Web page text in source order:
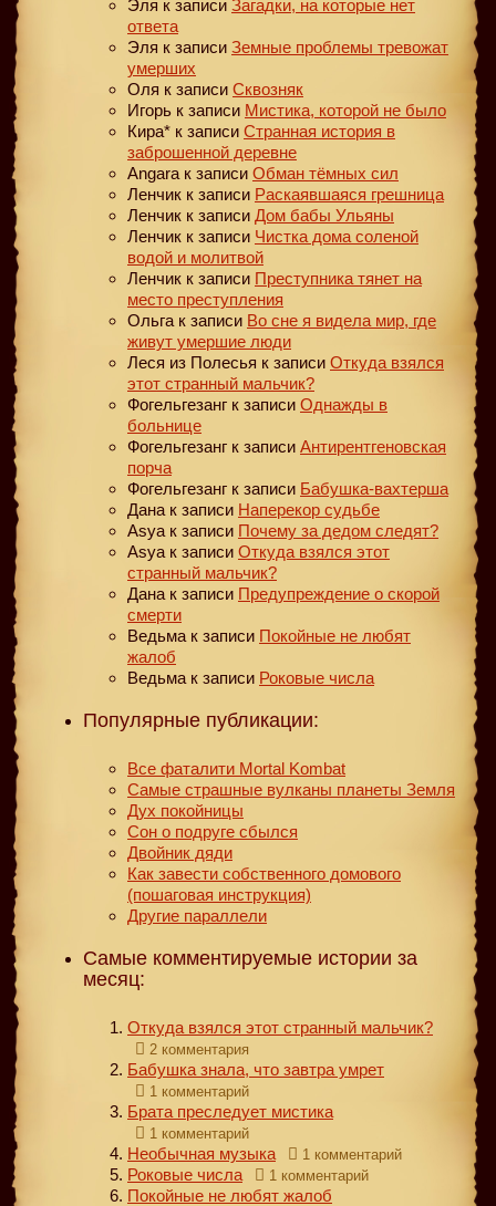
Эля к записи Загадки, на которые нет
ответа
Эля к записи Земные проблемы тревожат
умерших
Оля к записи Сквозняк
Игорь к записи Мистика, которой не было
Кира* к записи Странная история в
заброшенной деревне
Angara к записи Обман тёмных сил
Ленчик к записи Раскаявшаяся грешница
Ленчик к записи Дом бабы Ульяны
Ленчик к записи Чистка дома соленой
водой и молитвой
Ленчик к записи Преступника тянет на
место преступления
Ольга к записи Во сне я видела мир, где
живут умершие люди
Леся из Полесья к записи Откуда взялся
этот странный мальчик?
Фогельгезанг к записи Однажды в
больнице
Фогельгезанг к записи Антирентгеновская
порча
Фогельгезанг к записи Бабушка-вахтерша
Дана к записи Наперекор судьбе
Asya к записи Почему за дедом следят?
Asya к записи Откуда взялся этот
странный мальчик?
Дана к записи Предупреждение о скорой
смерти
Ведьма к записи Покойные не любят
жалоб
Ведьма к записи Роковые числа
Популярные публикации:
Все фаталити Mortal Kombat
Самые страшные вулканы планеты Земля
Дух покойницы
Сон о подруге сбылся
Двойник дяди
Как завести собственного домового
(пошаговая инструкция)
Другие параллели
Самые комментируемые истории за
месяц:
Откуда взялся этот странный мальчик?
2 комментария
Бабушка знала, что завтра умрет
1 комментарий
Брата преследует мистика
1 комментарий
Необычная музыка 1 комментарий
Роковые числа 1 комментарий
Покойные не любят жалоб